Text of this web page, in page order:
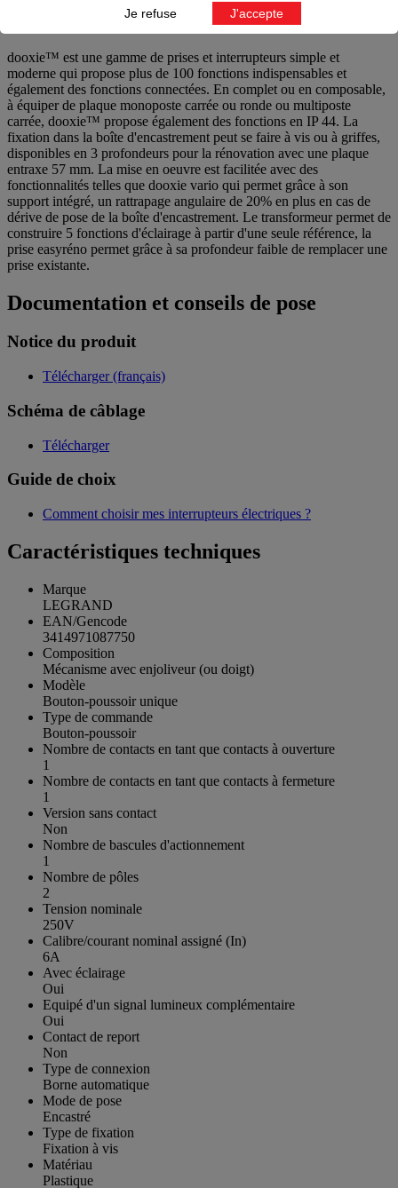
Information sur la gamme
dooxie™ est une gamme de prises et interrupteurs simple et
moderne qui propose plus de 100 fonctions indispensables et
également des fonctions connectées. En complet ou en composable,
à équiper de plaque monoposte carrée ou ronde ou multiposte
carrée, dooxie™ propose également des fonctions en IP 44. La
fixation dans la boîte d'encastrement peut se faire à vis ou à griffes,
disponibles en 3 profondeurs pour la rénovation avec une plaque
entraxe 57 mm. La mise en oeuvre est facilitée avec des
fonctionnalités telles que dooxie vario qui permet grâce à son
support intégré, un rattrapage angulaire de 20% en plus en cas de
dérive de pose de la boîte d'encastrement. Le transformeur permet de
construire 5 fonctions d'éclairage à partir d'une seule référence, la
prise easyréno permet grâce à sa profondeur faible de remplacer une
prise existante.
Documentation et conseils de pose
Notice du produit
Télécharger (français)
Schéma de câblage
Télécharger
Guide de choix
Comment choisir mes interrupteurs électriques ?
Caractéristiques techniques
Marque
LEGRAND
EAN/Gencode
3414971087750
Composition
Mécanisme avec enjoliveur (ou doigt)
Modèle
Bouton-poussoir unique
Type de commande
Bouton-poussoir
Nombre de contacts en tant que contacts à ouverture
1
Nombre de contacts en tant que contacts à fermeture
1
Version sans contact
Non
Nombre de bascules d'actionnement
1
Nombre de pôles
2
Tension nominale
250V
Calibre/courant nominal assigné (In)
6A
Avec éclairage
Oui
Equipé d'un signal lumineux complémentaire
Oui
Contact de report
Non
Type de connexion
Borne automatique
Mode de pose
Encastré
Type de fixation
Fixation à vis
Matériau
Plastique
Je refuse J'accepte